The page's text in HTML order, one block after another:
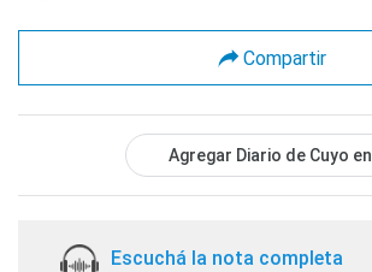
Compartir
Agregar Diario de Cuyo en
Escuchá la nota completa